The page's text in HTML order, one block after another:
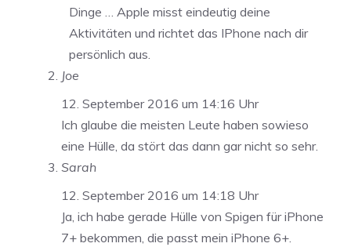
Dinge … Apple misst eindeutig deine
Aktivitäten und richtet das IPhone nach dir
persönlich aus.
Joe
12. September 2016 um 14:16 Uhr
Ich glaube die meisten Leute haben sowieso
eine Hülle, da stört das dann gar nicht so sehr.
Sarah
12. September 2016 um 14:18 Uhr
Ja, ich habe gerade Hülle von Spigen für iPhone
7+ bekommen, die passt mein iPhone 6+.